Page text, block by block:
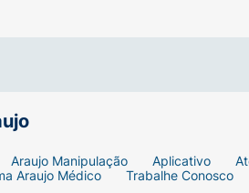
Araujo Manipulação Aplicativo
Araujo Médico Trabalhe Conosco